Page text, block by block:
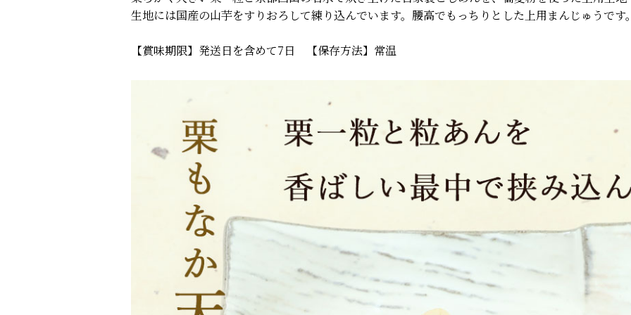
生地には国産の山芋をすりおろして練り込んでいます。腰高でもっちりとした上用まんじゅうです
【賞味期限】発送日を含めて7日 【保存方法】常温